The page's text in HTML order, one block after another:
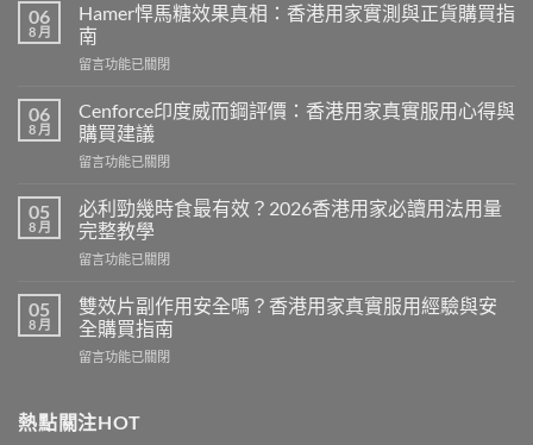
06
8 月
Hamer悍馬糖效果真相：香港用家實測與正貨購買指
南
在
悍
馬
糖
效
真
相：
香
港
家
實
與
購
留言功能已關閉
06
8 月
Cenforce印度威而鋼評價：香港用家真實服用心得與
購買建議
在
印
度
威
而
評
價：
香
港
真
留言功能已關閉
05
8 月
必利勁幾時食最有效？2026香港用家必讀用法用量
完整教學
在
利
勁
幾
時
有
留言功能已關閉
05
8 月
雙效片副作用安全嗎？香港用家真實服用經驗與安
全購買指南
在
片
副
留言功能已關閉
熱點關注HOT